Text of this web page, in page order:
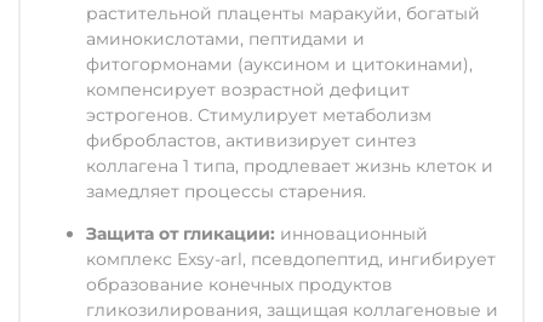
растительной плаценты маракуйи, богатый
аминокислотами, пептидами и
фитогормонами (ауксином и цитокинами),
компенсирует возрастной дефицит
эстрогенов. Стимулирует метаболизм
фибробластов, активизирует синтез
коллагена 1 типа, продлевает жизнь клеток и
замедляет процессы старения.
Защита от гликации: инновационный
комплекс Exsy-arl, псевдопептид, ингибирует
образование конечных продуктов
гликозилирования, защищая коллагеновые и